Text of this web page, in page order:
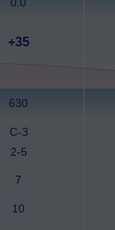
+35
630
С-З
2-5
7
10